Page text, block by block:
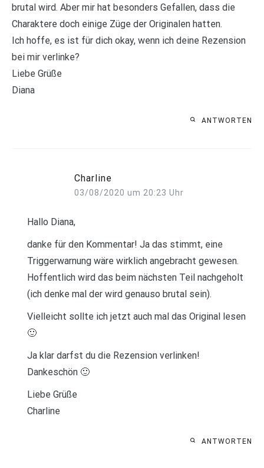
brutal wird. Aber mir hat besonders Gefallen, dass die
Charaktere doch einige Züge der Originalen hatten.
Ich hoffe, es ist für dich okay, wenn ich deine Rezension
bei mir verlinke?
Liebe Grüße
Diana
ANTWORTEN
Charline
03/08/2020 um 20:23 Uhr
Hallo Diana,
danke für den Kommentar! Ja das stimmt, eine
Triggerwarnung wäre wirklich angebracht gewesen.
Hoffentlich wird das beim nächsten Teil nachgeholt
(ich denke mal der wird genauso brutal sein).
Vielleicht sollte ich jetzt auch mal das Original lesen
🙂
Ja klar darfst du die Rezension verlinken!
Dankeschön 🙂
Liebe Grüße
Charline
ANTWORTEN